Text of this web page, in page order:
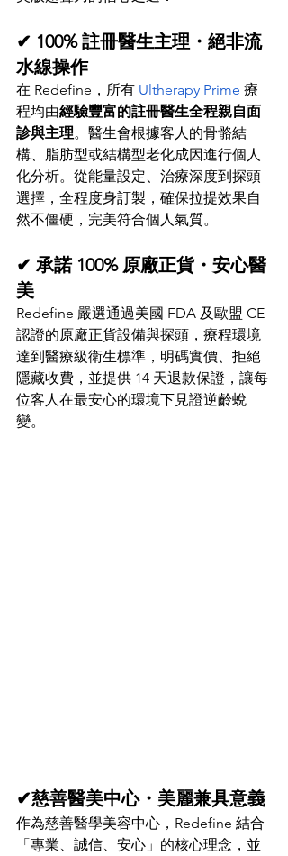
✔ 100% 註冊醫生主理・絕非流
水線操作
在 Redefine，所有 Ultherapy Prime 療
程均由經驗豐富的註冊醫生全程親自面
診與主理。醫生會根據客人的骨骼結
構、脂肪型或結構型老化成因進行個人
化分析。從能量設定、治療深度到探頭
選擇，全程度身訂製，確保拉提效果自
然不僵硬，完美符合個人氣質。
✔ 承諾 100% 原廠正貨・安心醫
美
Redefine 嚴選通過美國 FDA 及歐盟 CE
認證的原廠正貨設備與探頭，療程環境
達到醫療級衛生標準，明碼實價、拒絕
隱藏收費，並提供 14 天退款保證，讓每
位客人在最安心的環境下見證逆齡蛻
變。
✔慈善醫美中心・美麗兼具意義
作為慈善醫學美容中心，Redefine 結合
「專業、誠信、安心」的核心理念，並